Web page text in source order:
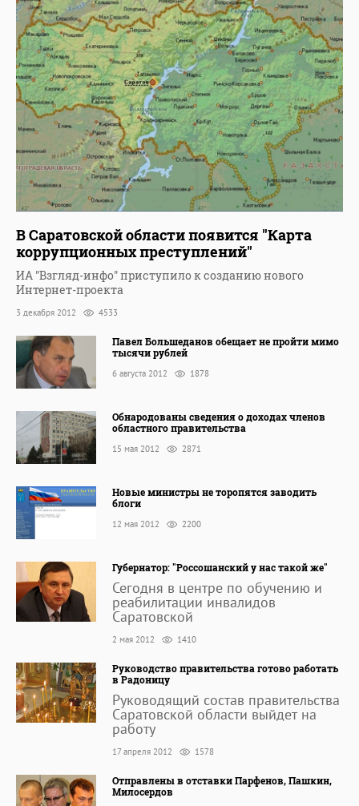
В Саратовской области появится "Карта
коррупционных преступлений"
ИА "Взгляд-инфо" приступило к созданию нового
Интернет-проекта
3 декабря 2012 4533
Павел Большеданов обещает не пройти мимо
тысячи рублей
6 августа 2012 1878
Обнародованы сведения о доходах членов
областного правительства
15 мая 2012 2871
Новые министры не торопятся заводить
блоги
12 мая 2012 2200
Губернатор: "Россошанский у нас такой же"
Сегодня в центре по обучению и
реабилитации инвалидов
Саратовской
2 мая 2012 1410
Руководство правительства готово работать
в Радоницу
Руководящий состав правительства
Саратовской области выйдет на
работу
17 апреля 2012 1578
Отправлены в отставки Парфенов, Пашкин,
Милосердов